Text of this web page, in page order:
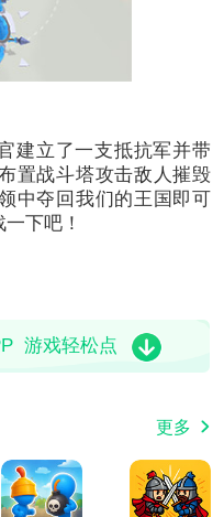
建立了一支抵抗军并带
置战斗塔攻击敌人摧毁
中夺回我们的王国即可
下吧！
游戏轻松点
更多